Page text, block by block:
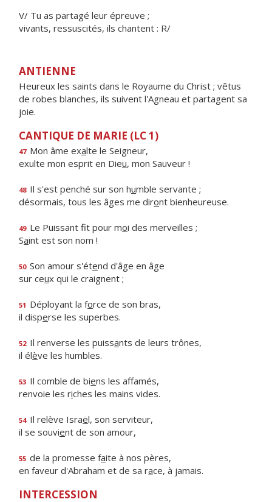
V/ Tu as partagé leur épreuve ;
vivants, ressuscités, ils chantent : R/
ANTIENNE
Heureux les saints dans le Royaume du Christ ; vêtus
de robes blanches, ils suivent l'Agneau et partagent sa
joie.
CANTIQUE DE MARIE (LC 1)
47 Mon âme exalte le Seigneur,
exulte mon esprit en Dieu, mon Sauveur !
48 Il s'est penché sur son humble servante ;
désormais, tous les âges me diront bienheureuse.
49 Le Puissant fit pour moi des merveilles ;
Saint est son nom !
50 Son amour s'étend d'âge en âge
sur ceux qui le craignent ;
51 Déployant la force de son bras,
il disperse les superbes.
52 Il renverse les puissants de leurs trônes,
il élève les humbles.
53 Il comble de biens les affamés,
renvoie les riches les mains vides.
54 Il relève Israël, son serviteur,
il se souvient de son amour,
55 de la promesse faite à nos pères,
en faveur d'Abraham et de sa race, à jamais.
INTERCESSION